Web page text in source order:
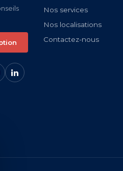
Nos services
Nos localisations
Contactez-nous